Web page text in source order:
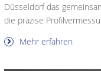
Düsseldorf das
die präzise
Mehr erfahren